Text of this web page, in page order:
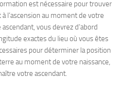
est nécessaire pour trouver
l’ascension au moment de votre
vous devrez d’abord
exactes du lieu où vous êtes
pour déterminer la position
au moment de votre naissance,
votre ascendant.